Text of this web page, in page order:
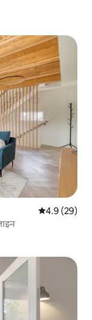
औसत रेटिंग 5 में
4.9 (29)